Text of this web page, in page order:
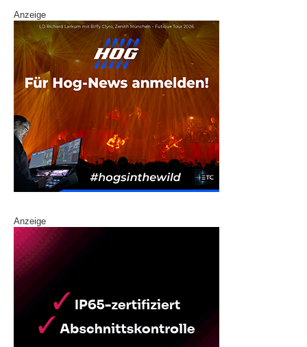
Anzeige
Anzeige